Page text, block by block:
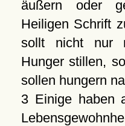
äußern oder
Heiligen Schrift
sollt nicht nur
Hunger stillen,
sollen hungern
3 Einige haben